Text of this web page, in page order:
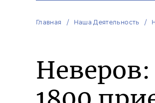
Главная Наша Деятельность